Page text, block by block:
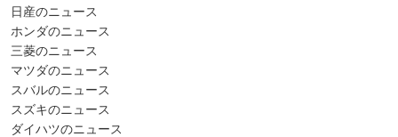
日産のニュース
ホンダのニュース
三菱のニュース
マツダのニュース
スバルのニュース
スズキのニュース
ダイハツのニュース